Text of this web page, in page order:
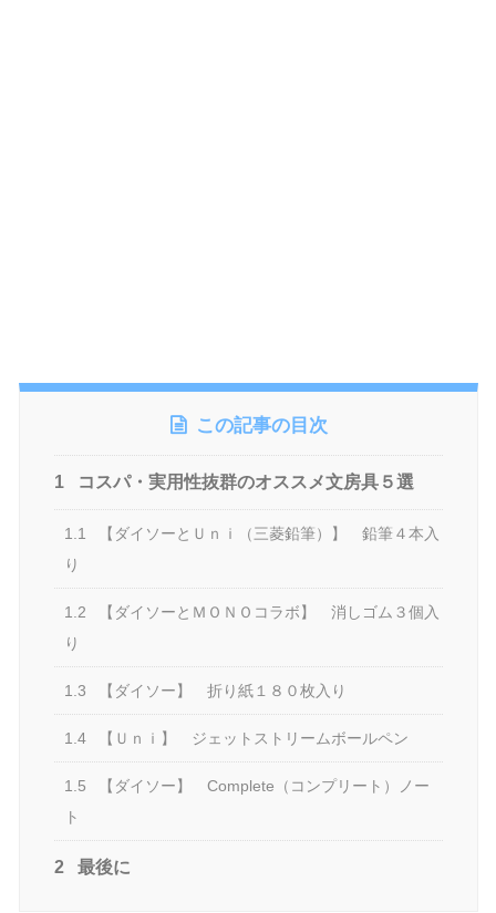
この記事の目次
1 コスパ・実用性抜群のオススメ文房具５選
1.1
【ダイソーとＵｎｉ（三菱鉛筆）】 鉛筆４本入
り
1.2
【ダイソーとＭＯＮＯコラボ】 消しゴム３個入
り
1.3 【ダイソー】 折り紙１８０枚入り
1.4 【Ｕｎｉ】 ジェットストリームボールペン
1.5
【ダイソー】 Complete（コンプリート）ノー
ト
2 最後に